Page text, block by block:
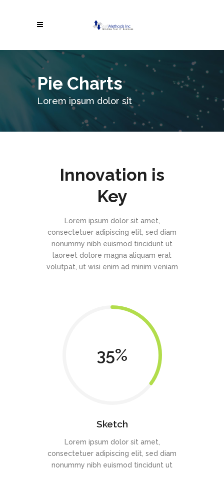
Pie Charts
Lorem ipsum dolor sit
Innovation is
Key
Lorem ipsum dolor sit amet,
consectetuer adipiscing elit, sed diam
nonummy nibh euismod tincidunt ut
laoreet dolore magna aliquam erat
volutpat, ut wisi enim ad minim veniam
35
Sketch
Lorem ipsum dolor sit amet,
consectetuer adipiscing elit, sed diam
nonummy nibh euismod tincidunt ut